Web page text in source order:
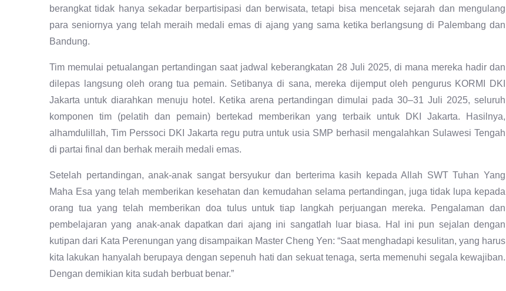
berangkat tidak hanya sekadar berpartisipasi dan berwisata, tetapi bisa mencetak sejarah dan mengulang
para seniornya yang telah meraih medali emas di ajang yang sama ketika berlangsung di Palembang dan
Bandung.
Tim memulai petualangan pertandingan saat jadwal keberangkatan 28 Juli 2025, di mana mereka hadir dan
dilepas langsung oleh orang tua pemain. Setibanya di sana, mereka dijemput oleh pengurus KORMI DKI
Jakarta untuk diarahkan menuju hotel. Ketika arena pertandingan dimulai pada 30–31 Juli 2025, seluruh
komponen tim (pelatih dan pemain) bertekad memberikan yang terbaik untuk DKI Jakarta. Hasilnya,
alhamdulillah, Tim Perssoci DKI Jakarta regu putra untuk usia SMP berhasil mengalahkan Sulawesi Tengah
di partai final dan berhak meraih medali emas.
Setelah pertandingan, anak-anak sangat bersyukur dan berterima kasih kepada Allah SWT Tuhan Yang
Maha Esa yang telah memberikan kesehatan dan kemudahan selama pertandingan, juga tidak lupa kepada
orang tua yang telah memberikan doa tulus untuk tiap langkah perjuangan mereka. Pengalaman dan
pembelajaran yang anak-anak dapatkan dari ajang ini sangatlah luar biasa. Hal ini pun sejalan dengan
kutipan dari Kata Perenungan yang disampaikan Master Cheng Yen: “Saat menghadapi kesulitan, yang harus
kita lakukan hanyalah berupaya dengan sepenuh hati dan sekuat tenaga, serta memenuhi segala kewajiban.
Dengan demikian kita sudah berbuat benar.”